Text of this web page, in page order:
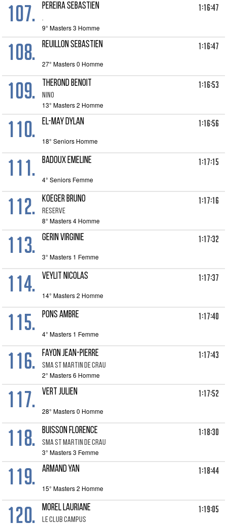
107. PEREIRA SEBASTIEN
.
1:16:47
9° Masters 3 Homme
108. REUILLON SEBASTIEN 1:16:47
27° Masters 0 Homme
109. THEROND BENOIT
NINO
1:16:53
13° Masters 2 Homme
110. EL-MAY DYLAN 1:16:56
18° Seniors Homme
111. BADOUX EMELINE 1:17:15
4° Seniors Femme
112. KOEGER BRUNO
RESERVE
1:17:16
8° Masters 4 Homme
113. GERIN VIRGINIE 1:17:32
3° Masters 1 Femme
114. VEYLIT NICOLAS 1:17:37
14° Masters 2 Homme
115. PONS AMBRE 1:17:40
4° Masters 1 Femme
116. FAYON JEAN-PIERRE
SMA ST MARTIN DE CRAU
1:17:43
2° Masters 6 Homme
117. VERT JULIEN 1:17:52
28° Masters 0 Homme
118. BUISSON FLORENCE
SMA ST MARTIN DE CRAU
1:18:30
3° Masters 3 Femme
119. ARMAND YAN 1:18:44
15° Masters 2 Homme
120. MOREL LAURIANE
LE CLUB CAMPUS
1:19:05